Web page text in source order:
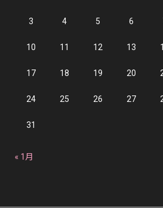
3 4 5 6
10 11 12 13
17 18 19 20
24 25 26 27
31
« 1月